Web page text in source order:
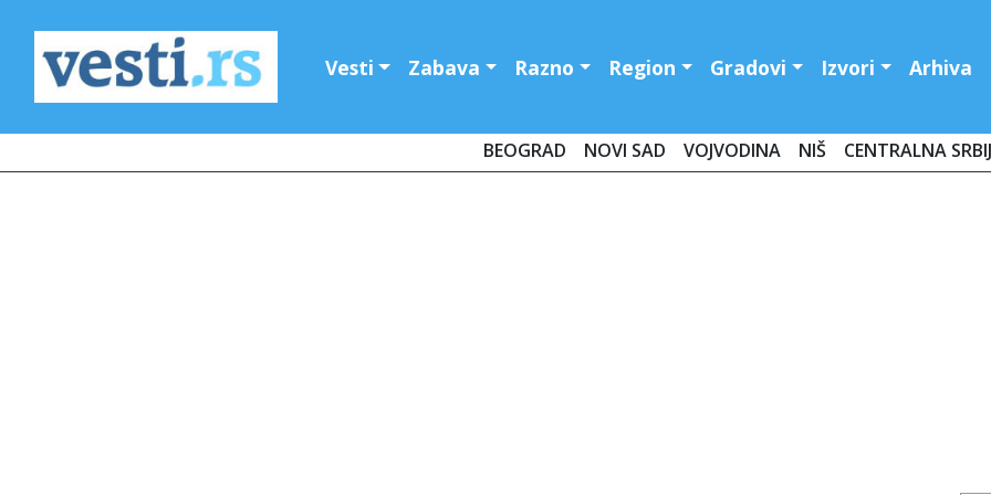
Vesti Zabava Razno Region Gradovi Izvori Arhiva
BEOGRAD NOVI SAD VOJVODINA NIŠ CENTRALNA